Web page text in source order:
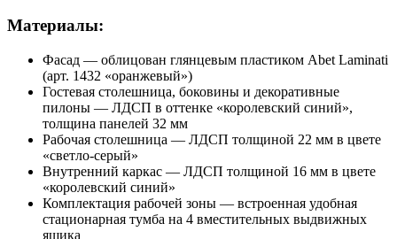
Материалы:
Фасад — облицован глянцевым пластиком Abet Laminati
(арт. 1432 «оранжевый»)
Гостевая столешница, боковины и декоративные
пилоны — ЛДСП в оттенке «королевский синий»,
толщина панелей 32 мм
Рабочая столешница — ЛДСП толщиной 22 мм в цвете
«светло-серый»
Внутренний каркас — ЛДСП толщиной 16 мм в цвете
«королевский синий»
Комплектация рабочей зоны — встроенная удобная
стационарная тумба на 4 вместительных выдвижных
ящика